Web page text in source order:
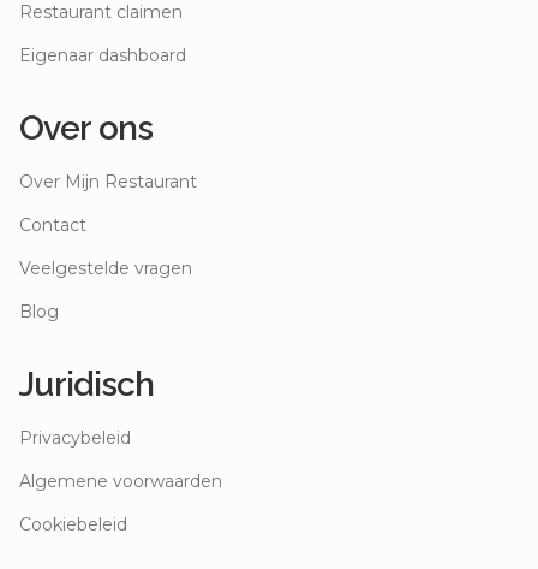
Restaurant claimen
Eigenaar dashboard
Over ons
Over Mijn Restaurant
Contact
Veelgestelde vragen
Blog
Juridisch
Privacybeleid
Algemene voorwaarden
Cookiebeleid